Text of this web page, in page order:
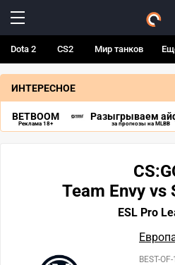
Dota 2 CS2 Мир танков
ИНТЕРЕСНОЕ
BETBOOM
Реклама 18+
Разыгрываем
за прогнозы на MLBB
Team Envy vs
ESL Pro
BEST-OF-1